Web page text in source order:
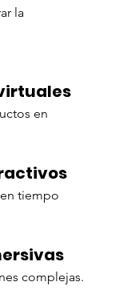
la
en
tiempo
complejas.